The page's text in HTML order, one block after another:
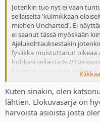
Jotenkin tuo nyt ei vaan
sellaiselta 'kulmikkaan
miehen Uncharted'. Ei
ei saanut tässä myöskään
Ajelukohtauksestakin
fysiikka muistuttanut oikeaa
hohkasi sellaista 6-7/10-
huonoa, mutta kun pelit
niin samaan rahaan lienee
Itselle Bond on rakas
vanhasta asti, varmaan
ulkoa. Siltä pohjalta sitä
Kuten sinäkin, olen
lähtien. Elokuvasarja on
harvoista asioista josta